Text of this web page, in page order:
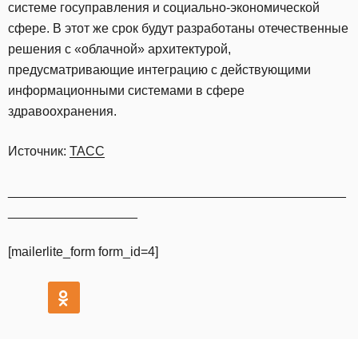
системе госуправления и социально-экономической
сфере. В этот же срок будут разработаны отечественные
решения с «облачной» архитектурой,
предусматривающие интеграцию с действующими
информационными системами в сфере
здравоохранения.
Источник: ТАСС
[mailerlite_form form_id=4]